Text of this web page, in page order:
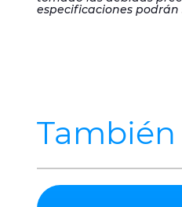
especificaciones